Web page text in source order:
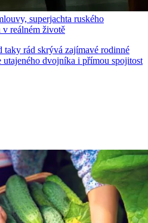
superjachta ruského
v reálném životě
taky rád skrývá zajímavé rodinné
dvojníka i přímou spojitost